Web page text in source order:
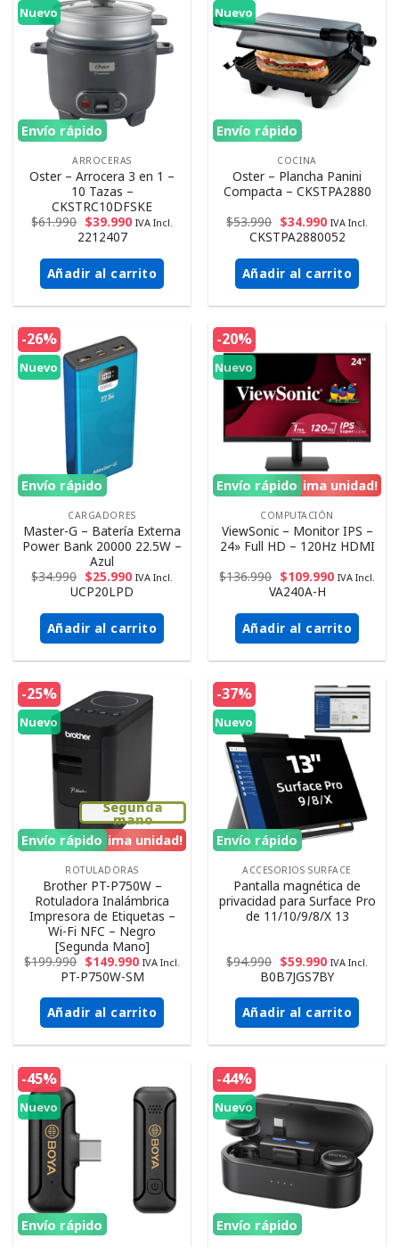
Nuevo
Envío rápido
ARROCERAS
Oster – Arrocera 3 en 1 –
10 Tazas –
CKSTRC10DFSKE
$61.990 $39.990 IVA Incl.
2212407
Añadir al carrito
Nuevo
Envío rápido
COCINA
Oster – Plancha Panini
Compacta – CKSTPA2880
$53.990 $34.990 IVA Incl.
CKSTPA2880052
Añadir al carrito
-26%
Nuevo
Envío rápido
CARGADORES
Master-G – Batería Externa
Power Bank 20000 22.5W –
Azul
$34.990 $25.990 IVA Incl.
UCP20LPD
Añadir al carrito
-20%
Nuevo
¡Ultima unidad!
Envío rápido
COMPUTACIÓN
ViewSonic – Monitor IPS –
24» Full HD – 120Hz HDMI
$136.990 $109.990 IVA Incl.
VA240A-H
Añadir al carrito
-25%
Nuevo
¡Ultima unidad!
Segunda
mano
Envío rápido
ROTULADORAS
Brother PT-P750W –
Rotuladora Inalámbrica
Impresora de Etiquetas –
Wi-Fi NFC – Negro
[Segunda Mano]
$199.990 $149.990 IVA Incl.
PT-P750W-SM
Añadir al carrito
-37%
Nuevo
Envío rápido
ACCESORIOS SURFACE
Pantalla magnética de
privacidad para Surface Pro
de 11/10/9/8/X 13
$94.990 $59.990 IVA Incl.
B0B7JGS7BY
Añadir al carrito
-45%
Nuevo
Envío rápido
-44%
Nuevo
Envío rápido